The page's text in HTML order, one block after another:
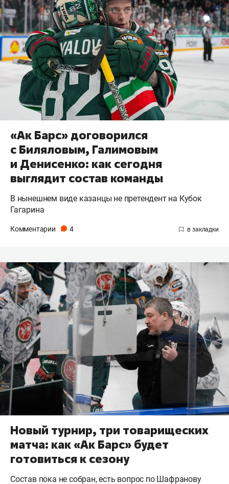
«Ак Барс» договорился
с Биляловым, Галимовым
и Денисенко: как сегодня
выглядит состав команды
В нынешнем виде казанцы не претендент на Кубок
Гагарина
Комментарии 4
Новый турнир, три товарищеских
матча: как «Ак Барс» будет
готовиться к сезону
Состав пока не собран, есть вопрос по Шафранову